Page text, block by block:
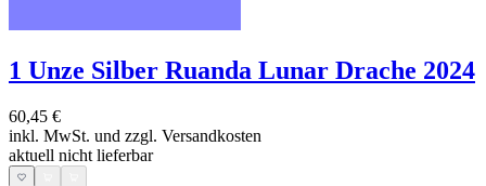
1 Unze Silber Ruanda Lunar Drache 2024
60,45 €
inkl. MwSt. und zzgl. Versandkosten
aktuell nicht lieferbar